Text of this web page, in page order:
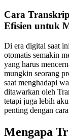
Cara
Efisien untuk
Di era digital saat
otomatis semakin
yang harus
mungkin seorang
saat menghadapi
ditawarkan oleh
tetapi juga lebih
penting dengan
Mengapa